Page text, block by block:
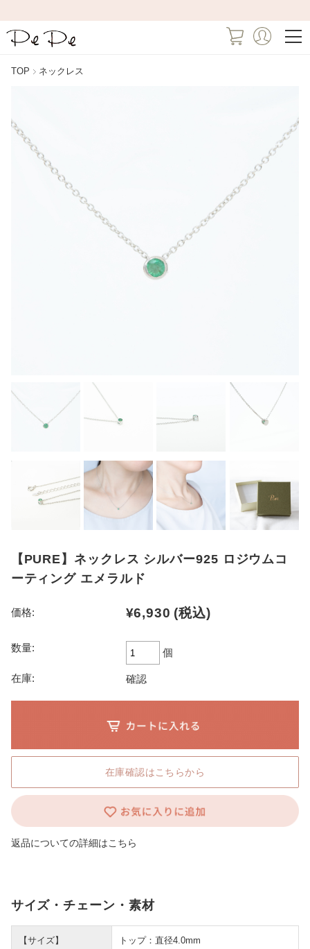
TOP ネックレス
【PURE】ネックレス シルバー925 ロジウムコ
ーティング エメラルド
価格: ¥6,930 (税込)
数量: 個
在庫: 確認
在庫確認はこちらから
返品についての詳細はこちら
サイズ・チェーン・素材
【サイズ】 トップ：直径4.0mm